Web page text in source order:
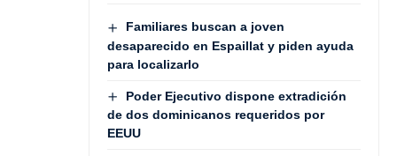
Familiares buscan a joven
desaparecido en Espaillat y piden ayuda
para localizarlo
Poder Ejecutivo dispone extradición
de dos dominicanos requeridos por
EEUU